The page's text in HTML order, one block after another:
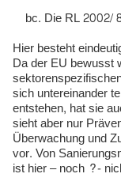
Die RL 2002/
Hier besteht
Da der EU bewusst
sich untereinander
entstehen, hat sie
sieht aber nur
Überwachung und
vor. Von
ist hier – noch ?-